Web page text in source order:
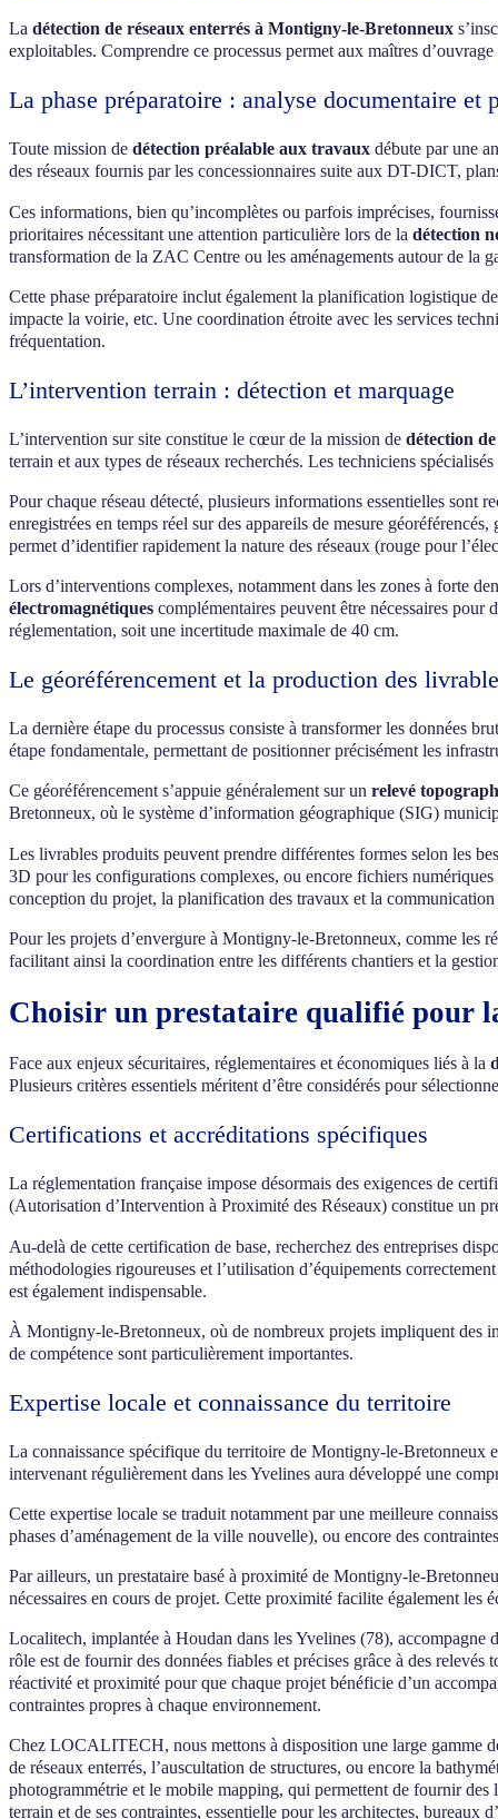
La détection de réseaux enterrés à Montigny-le-Bretonneux
exploitables. Comprendre ce processus permet aux maîtres
La phase préparatoire : analyse documentaire et
Toute mission de détection préalable aux travaux débute par une
des réseaux fournis par les concessionnaires suite aux DT-DICT,
Ces informations, bien qu’incomplètes ou parfois imprécises,
prioritaires nécessitant une attention particulière lors de la détection
transformation de la ZAC Centre ou les aménagements autour de la
Cette phase préparatoire inclut également la planification logistique
impacte la voirie, etc. Une coordination étroite avec les services
fréquentation.
L’intervention terrain : détection et marquage
L’intervention sur site constitue le cœur de la mission de détection
terrain et aux types de réseaux recherchés. Les techniciens
Pour chaque réseau détecté, plusieurs informations essentielles sont
enregistrées en temps réel sur des appareils de mesure
permet d’identifier rapidement la nature des réseaux (rouge pour
Lors d’interventions complexes, notamment dans les zones à forte
électromagnétiques complémentaires peuvent être nécessaires pour
réglementation, soit une incertitude maximale de 40 cm.
Le géoréférencement et la production des
La dernière étape du processus consiste à transformer les données
étape fondamentale, permettant de positionner précisément les
Ce géoréférencement s’appuie généralement sur un relevé
Bretonneux, où le système d’information géographique (SIG)
Les livrables produits peuvent prendre différentes formes selon les
3D pour les configurations complexes, ou encore fichiers
conception du projet, la planification des travaux et la
Pour les projets d’envergure à Montigny-le-Bretonneux, comme les
facilitant ainsi la coordination entre les différents chantiers et la
Choisir un prestataire qualifié pour
Face aux enjeux sécuritaires, réglementaires et économiques liés à la
Plusieurs critères essentiels méritent d’être considérés pour
Certifications et accréditations spécifiques
La réglementation française impose désormais des exigences de
(Autorisation d’Intervention à Proximité des Réseaux) constitue un
Au-delà de cette certification de base, recherchez des entreprises
méthodologies rigoureuses et l’utilisation d’équipements
est également indispensable.
À Montigny-le-Bretonneux, où de nombreux projets impliquent des
de compétence sont particulièrement importantes.
Expertise locale et connaissance du territoire
La connaissance spécifique du territoire de Montigny-le-Bretonneux
intervenant régulièrement dans les Yvelines aura développé une
Cette expertise locale se traduit notamment par une meilleure
phases d’aménagement de la ville nouvelle), ou encore des
Par ailleurs, un prestataire basé à proximité de Montigny-le-
nécessaires en cours de projet. Cette proximité facilite également les
Localitech, implantée à Houdan dans les Yvelines (78), accompagne
rôle est de fournir des données fiables et précises grâce à des
réactivité et proximité pour que chaque projet bénéficie d’un
contraintes propres à chaque environnement.
Chez LOCALITECH, nous mettons à disposition une large gamme
de réseaux enterrés, l’auscultation de structures, ou encore la
photogrammétrie et le mobile mapping, qui permettent de fournir
terrain et de ses contraintes, essentielle pour les architectes, bureaux